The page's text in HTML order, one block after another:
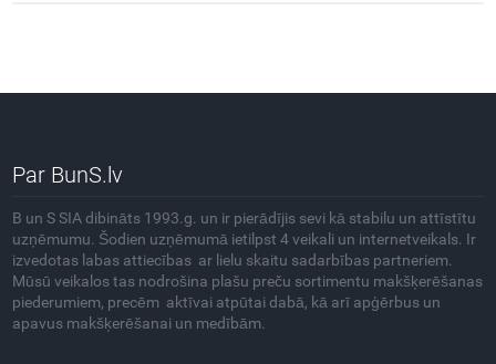
Par BunS.lv
B un S SIA dibināts 1993.g. un ir pierādījis sevi kā stabilu un attīstītu
uzņēmumu. Šodien uzņēmumā ietilpst 4 veikali un internetveikals. Ir
izvedotas labas attiecības ar lielu skaitu sadarbības partneriem.
Mūsū veikalos tas nodrošina plašu preču sortimentu makšķerēšanas
piederumiem, precēm aktīvai atpūtai dabā, kā arī apģērbus un
apavus makšķerēšanai un medībām.